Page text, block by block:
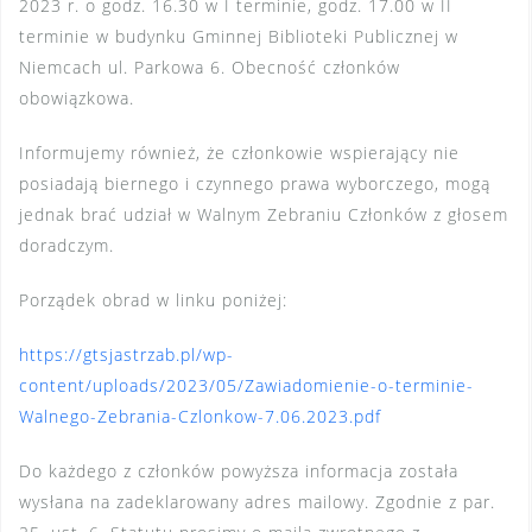
2023 r. o godz. 16.30 w I terminie, godz. 17.00 w II
terminie w budynku Gminnej Biblioteki Publicznej w
Niemcach ul. Parkowa 6. Obecność członków
obowiązkowa.
Informujemy również, że członkowie wspierający nie
posiadają biernego i czynnego prawa wyborczego, mogą
jednak brać udział w Walnym Zebraniu Członków z głosem
doradczym.
Porządek obrad w linku poniżej:
https://gtsjastrzab.pl/wp-
content/uploads/2023/05/Zawiadomienie-o-terminie-
Walnego-Zebrania-Czlonkow-7.06.2023.pdf
Do każdego z członków powyższa informacja została
wysłana na zadeklarowany adres mailowy. Zgodnie z par.